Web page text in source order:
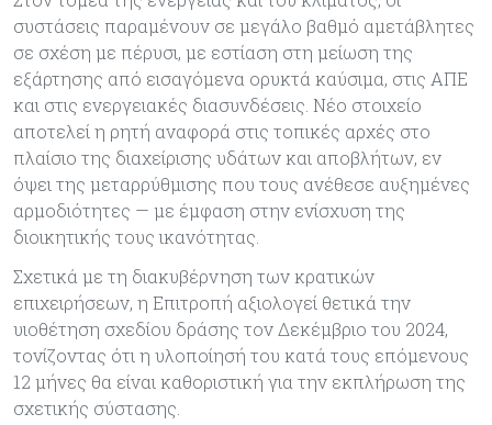
συστάσεις παραμένουν σε μεγάλο βαθμό αμετάβλητες
σε σχέση με πέρυσι, με εστίαση στη μείωση της
εξάρτησης από εισαγόμενα ορυκτά καύσιμα, στις ΑΠΕ
και στις ενεργειακές διασυνδέσεις. Νέο στοιχείο
αποτελεί η ρητή αναφορά στις τοπικές αρχές στο
πλαίσιο της διαχείρισης υδάτων και αποβλήτων, εν
όψει της μεταρρύθμισης που τους ανέθεσε αυξημένες
αρμοδιότητες — με έμφαση στην ενίσχυση της
διοικητικής τους ικανότητας.
Σχετικά με τη διακυβέρνηση των κρατικών
επιχειρήσεων, η Επιτροπή αξιολογεί θετικά την
υιοθέτηση σχεδίου δράσης τον Δεκέμβριο του 2024,
τονίζοντας ότι η υλοποίησή του κατά τους επόμενους
12 μήνες θα είναι καθοριστική για την εκπλήρωση της
σχετικής σύστασης.